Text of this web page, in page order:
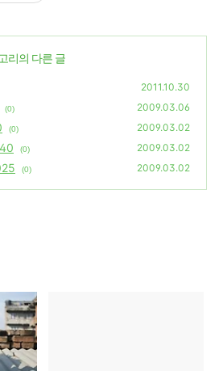
리의 다른 글
2011.10.30
(0) 2009.03.06
(0) 2009.03.02
(0) 2009.03.02
(0) 2009.03.02